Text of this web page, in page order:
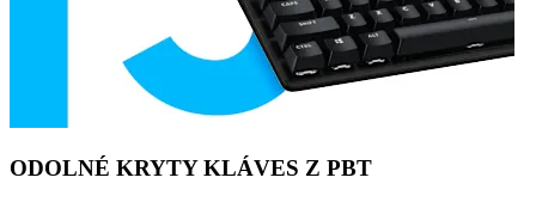
ODOLNÉ KRYTY KLÁVES Z PBT